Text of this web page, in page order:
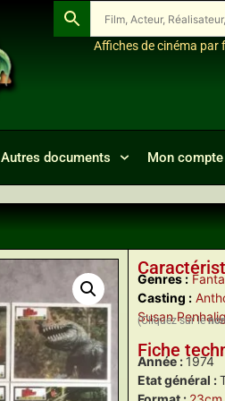
Affiches de cinéma par
Autres documents Mon compte
Genres :
Casting :
Susan
(Cliquez sur le
Fiche
Année : 1974
Etat général :